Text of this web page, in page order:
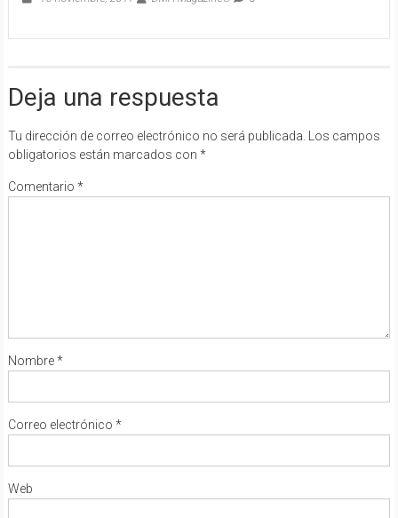
Deja una respuesta
Tu dirección de correo electrónico no será publicada.
Los campos
obligatorios están marcados con *
Comentario *
Nombre*
Correo electrónico *
Web